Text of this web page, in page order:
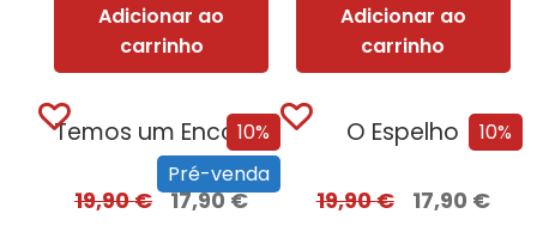
Adicionar ao
carrinho
Adicionar ao
carrinho
10%
Pré-venda
Temos um Encontro (Outra Vez) – Edição...
19,90€ 17,90€
10%
O Espelho
19,90€ 17,90 €